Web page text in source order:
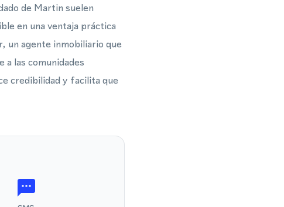
de Martin suelen
en una ventaja práctica
un agente inmobiliario que
las comunidades
credibilidad y facilita que